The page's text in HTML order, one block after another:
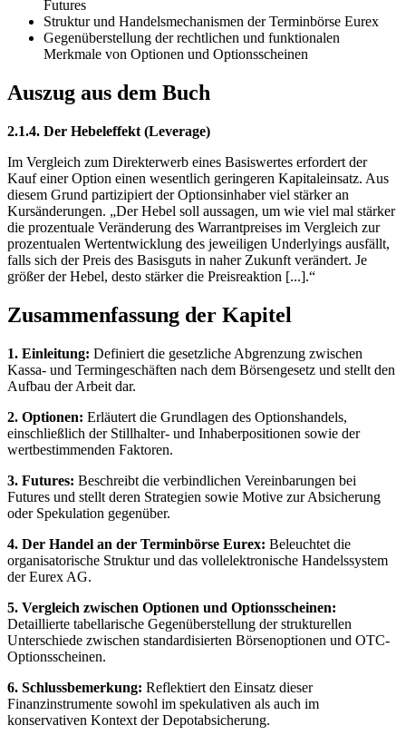
Futures
Struktur und Handelsmechanismen der Terminbörse Eurex
Gegenüberstellung der rechtlichen und funktionalen
Merkmale von Optionen und Optionsscheinen
Auszug aus dem Buch
2.1.4. Der Hebeleffekt (Leverage)
Im Vergleich zum Direkterwerb eines Basiswertes erfordert der
Kauf einer Option einen wesentlich geringeren Kapitaleinsatz. Aus
diesem Grund partizipiert der Optionsinhaber viel stärker an
Kursänderungen. „Der Hebel soll aussagen, um wie viel mal stärker
die prozentuale Veränderung des Warrantpreises im Vergleich zur
prozentualen Wertentwicklung des jeweiligen Underlyings ausfällt,
falls sich der Preis des Basisguts in naher Zukunft verändert. Je
größer der Hebel, desto stärker die Preisreaktion [...].“
Zusammenfassung der Kapitel
1. Einleitung: Definiert die gesetzliche Abgrenzung zwischen
Kassa- und Termingeschäften nach dem Börsengesetz und stellt den
Aufbau der Arbeit dar.
2. Optionen: Erläutert die Grundlagen des Optionshandels,
einschließlich der Stillhalter- und Inhaberpositionen sowie der
wertbestimmenden Faktoren.
3. Futures: Beschreibt die verbindlichen Vereinbarungen bei
Futures und stellt deren Strategien sowie Motive zur Absicherung
oder Spekulation gegenüber.
4. Der Handel an der Terminbörse Eurex: Beleuchtet die
organisatorische Struktur und das vollelektronische Handelssystem
der Eurex AG.
5. Vergleich zwischen Optionen und Optionsscheinen:
Detaillierte tabellarische Gegenüberstellung der strukturellen
Unterschiede zwischen standardisierten Börsenoptionen und OTC-
Optionsscheinen.
6. Schlussbemerkung: Reflektiert den Einsatz dieser
Finanzinstrumente sowohl im spekulativen als auch im
konservativen Kontext der Depotabsicherung.